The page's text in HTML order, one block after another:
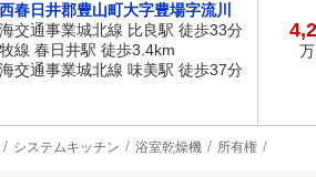
春日井郡豊山町大字豊場字流川
海交通事業城北線 比良駅 徒歩33分
線 春日井駅 徒歩3.4km
海交通事業城北線 味美駅 徒歩37分
システムキッチン 浴室乾燥機 所有権